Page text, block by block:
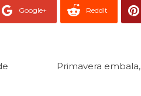
Google+ ReddIt
Primavera